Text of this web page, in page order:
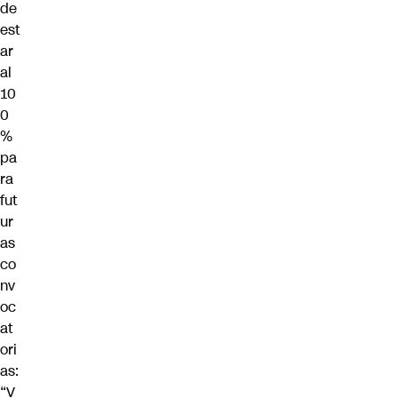
de
est
ar
al
10
0
%
pa
ra
fut
ur
as
co
nv
oc
at
ori
as:
“V